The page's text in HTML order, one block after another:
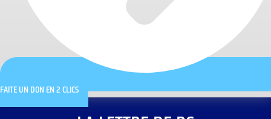
FAITE UN DON EN 2 CLICS